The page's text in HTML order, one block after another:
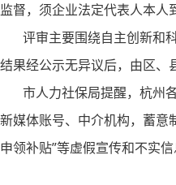
监督，须企业法定代表人本人
评审主要围绕自主创新和科
结果经公示无异议后，由区、
市人力社保局提醒，杭州各
新媒体账号、中介机构，蓄意
申领补贴”等虚假宣传和不实